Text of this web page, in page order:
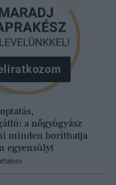
a nőgyógyász
minden boríthatja
egyensúlyt